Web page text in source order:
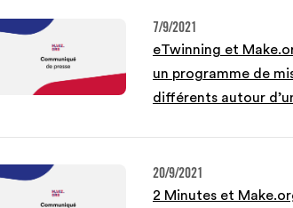
7/9/2021
eTwinning et
un programme de
différents autour
20/9/2021
2 Minutes et